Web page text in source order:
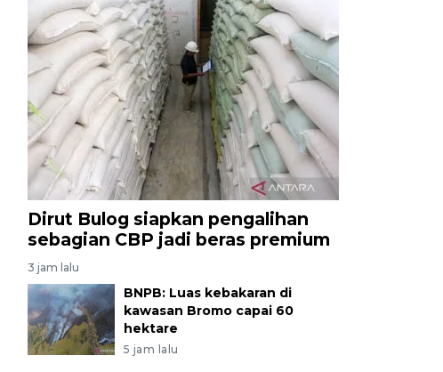
Dirut Bulog siapkan pengalihan
sebagian CBP jadi beras premium
3 jam lalu
BNPB: Luas kebakaran di
kawasan Bromo capai 60
hektare
5 jam lalu